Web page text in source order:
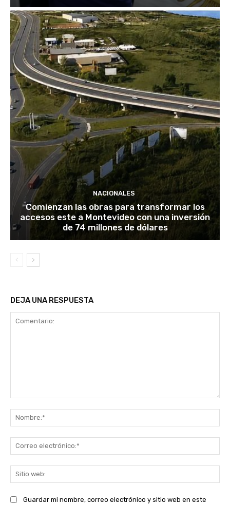
NACIONALES
Comienzan las obras para transformar los
accesos este a Montevideo con una inversión
de 74 millones de dólares
DEJA UNA RESPUESTA
Guardar mi nombre, correo electrónico y sitio web en este